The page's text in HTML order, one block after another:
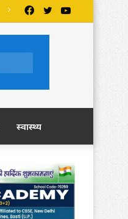
YouTube
Twitter
Facebook
स्वास्थ्य